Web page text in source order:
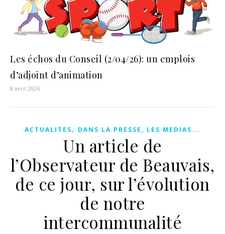
Les échos du Conseil (2/04/26): un emplois
d’adjoint d’animation
8 avril 2026
ACTUALITES, DANS LA PRESSE, LES MEDIAS...
Un article de
l’Observateur de Beauvais,
de ce jour, sur l’évolution
de notre
intercommunalité